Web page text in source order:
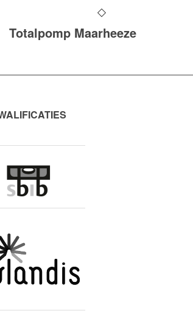
Totalpomp Maarheeze